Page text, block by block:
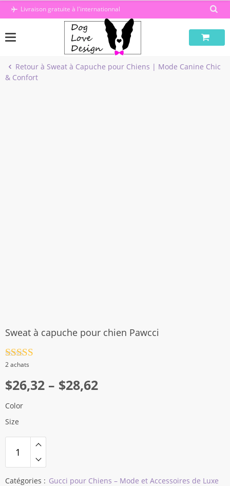
PasserLivraison gratuite à l'internationnal
Retour à Sweat à Capuche pour Chiens | Mode Canine Chic
& Confort
Sweat à capuche pour chien Pawcci
Note4.5
2 achats
$26,32 – $28,62
Plage
de
prix :
$28,62
Color
Size
Catégories : Gucci pour Chiens – Mode et Accessoires de Luxe